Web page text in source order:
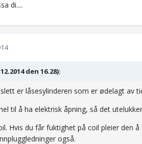
di....
den 16.28):
er låsesylinderen som er ødelagt av
til å ha elektrisk åpning, så det
Hvis du får fuktighet på coil pleier den
også.